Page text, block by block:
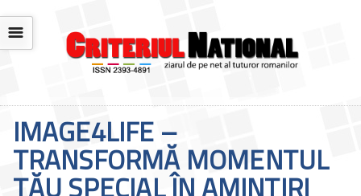
☰
IMAGE4LIFE –
TRANSFORMĂ MOMENTUL